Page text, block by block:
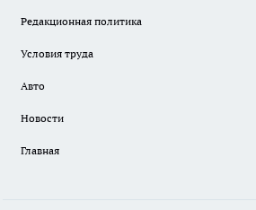
Редакционная политика
Условия труда
Авто
Новости
Главная